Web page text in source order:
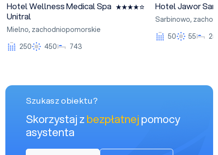
Hotel Wellness Medical Spa
Unitral
Mielno, zachodniopomorskie
250
450 743
Hotel Jawor
Sarbinowo,
50
55
Szukasz obiektu?
Skorzystaj zbezpłatnejpomocy
asystenta